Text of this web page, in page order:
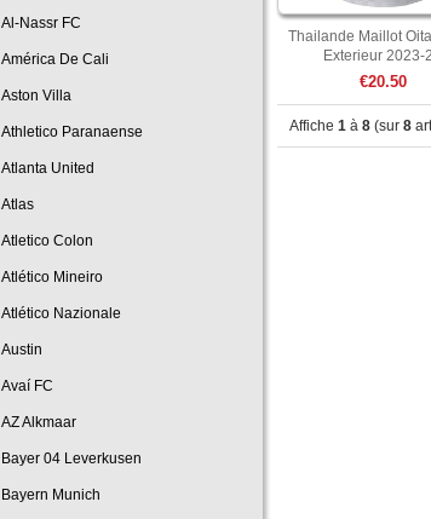
Al-Nassr FC
América De Cali
Aston Villa
Athletico Paranaense
Atlanta United
Atlas
Atletico Colon
Atlético Mineiro
Atlético Nazionale
Austin
Avaí FC
AZ Alkmaar
Bayer 04 Leverkusen
Bayern Munich
Thailande Maillot
Exterieur 2023-
€20.50
Affiche 1 à 8 (sur 8